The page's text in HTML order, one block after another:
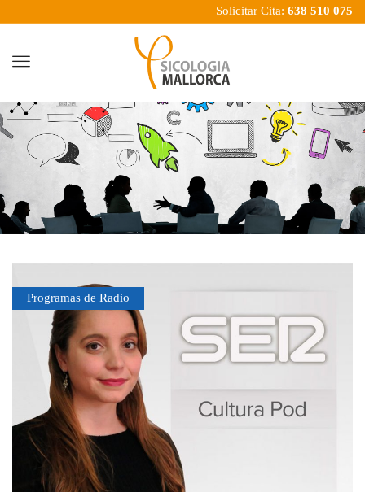
Solicitar Cita: 638 510 075
Menu
Programas de Radio